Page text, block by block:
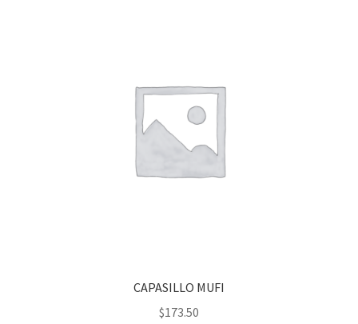
CAPASILLO MUFI
$173.50